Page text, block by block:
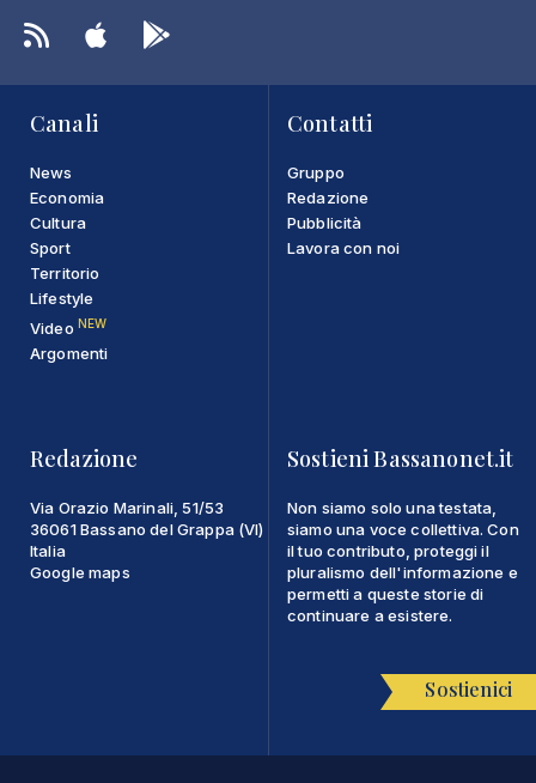
Canali
News
Economia
Cultura
Sport
Territorio
Lifestyle
Video NEW
Argomenti
Contatti
Gruppo
Redazione
Pubblicità
Lavora con noi
Redazione
Via Orazio Marinali, 51/53
36061 Bassano del Grappa (VI)
Italia
Google maps
Sostieni Bassanonet.it
Non siamo solo una testata,
siamo una voce collettiva. Con
il tuo contributo, proteggi il
pluralismo dell'informazione e
permetti a queste storie di
continuare a esistere.
Sostienici